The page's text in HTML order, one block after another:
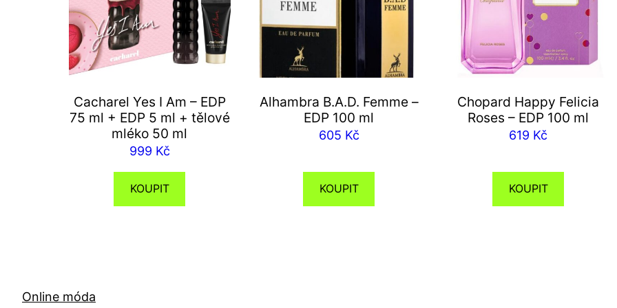
Cacharel Yes I Am – EDP
75 ml + EDP 5 ml + tělové
mléko 50 ml
999 Kč
KOUPIT
Alhambra B.A.D. Femme –
EDP 100 ml
605 Kč
KOUPIT
Chopard Happy Felicia
Roses – EDP 100 ml
619 Kč
KOUPIT
Online móda